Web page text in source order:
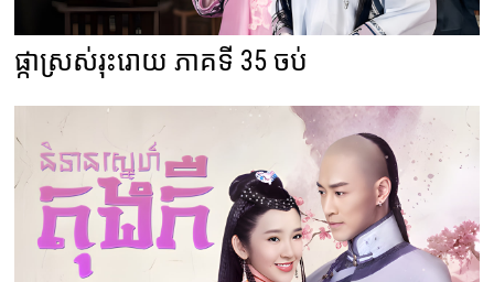
ផ្កាស្រស់រុះរោយ ភាគទី 35 ចប់